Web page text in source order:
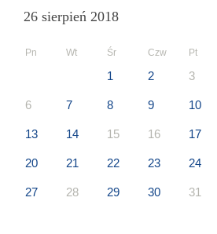
26 sierpień 2018
Pn Wt Śr Czw Pt
1 2 3
6 7 8 9 10
13 14 15 16 17
20 21 22 23 24
27 28 29 30 31